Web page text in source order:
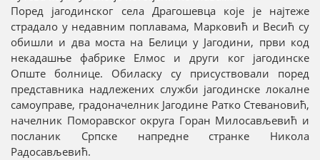
Поред јагодинског села Драгошевца које је најтеже
страдало у недавним поплавама, Марковић и Весић су
обишли и два моста на Белици у Јагодини, први код
некадашње фабрике Елмос и други ког јагодинске
Опште болнице. Обиласку су присуствовали поред
представника надлежених служби јагодинске локалне
самоуправе, градоначелник Јагодине Ратко Стевановић,
начелник Поморавског округа Горан Милосављевић и
посланик Српске напредне странке Никола
Радосављевић.